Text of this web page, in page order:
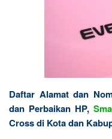
Daftar Alamat dan
dan Perbaikan HP,
Cross di Kota dan